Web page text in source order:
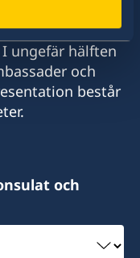
med i
ungefär hälften
och
består
och